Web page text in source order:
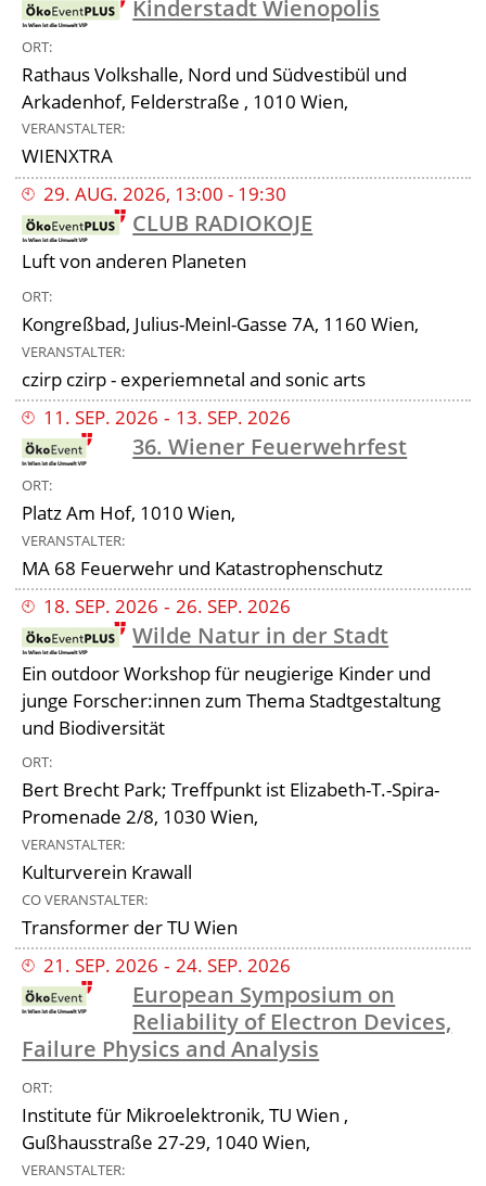
Kinderstadt Wienopolis
ORT
Rathaus Volkshalle, Nord und Südvestibül und
Arkadenhof, Felderstraße , 1010 Wien,
VERANSTALTER
WIENXTRA
29.AUG.2026, 13:00 - 19:30
CLUB RADIOKOJE
Luft von anderen Planeten
ORT
Kongreßbad, Julius-Meinl-Gasse 7A, 1160 Wien,
VERANSTALTER
czirp czirp - experiemnetal and sonic arts
11 .SEP.2026 ‐ 13.SEP.2026
36. Wiener Feuerwehrfest
ORT
Platz Am Hof, 1010 Wien,
VERANSTALTER
MA 68 Feuerwehr und Katastrophenschutz
18.SEP.2026 ‐ 26.SEP.2026
Wilde Natur in der Stadt
Ein outdoor Workshop für neugierige Kinder und
junge Forscher:innen zum Thema Stadtgestaltung
und Biodiversität
ORT
Bert Brecht Park; Treffpunkt ist Elizabeth-T.-Spira-
Promenade 2/8, 1030 Wien,
VERANSTALTER
Kulturverein Krawall
CO VERANSTALTER
Transformer der TU Wien
21 .SEP.2026 ‐ 24.SEP.2026
European Symposium on
Reliability of Electron Devices,
Failure Physics and Analysis
ORT
Institute für Mikroelektronik, TU Wien ,
Gußhausstraße 27-29, 1040 Wien,
VERANSTALTER